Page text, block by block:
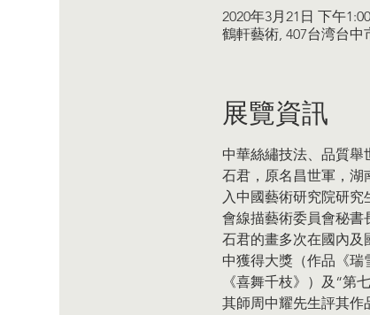
2020年3月21日 下午
鶴軒藝術, 407台湾台
展覽資訊
中華絲繡技法、品質舉
石君，原名昌世軍，湖
入中國藝術研究院研
會線描藝術委員會秘書
石君的畫多次在國內及
中獲得大獎（作品《瑞
《喜舞千枝》）及“第
其師周中耀先生評其作